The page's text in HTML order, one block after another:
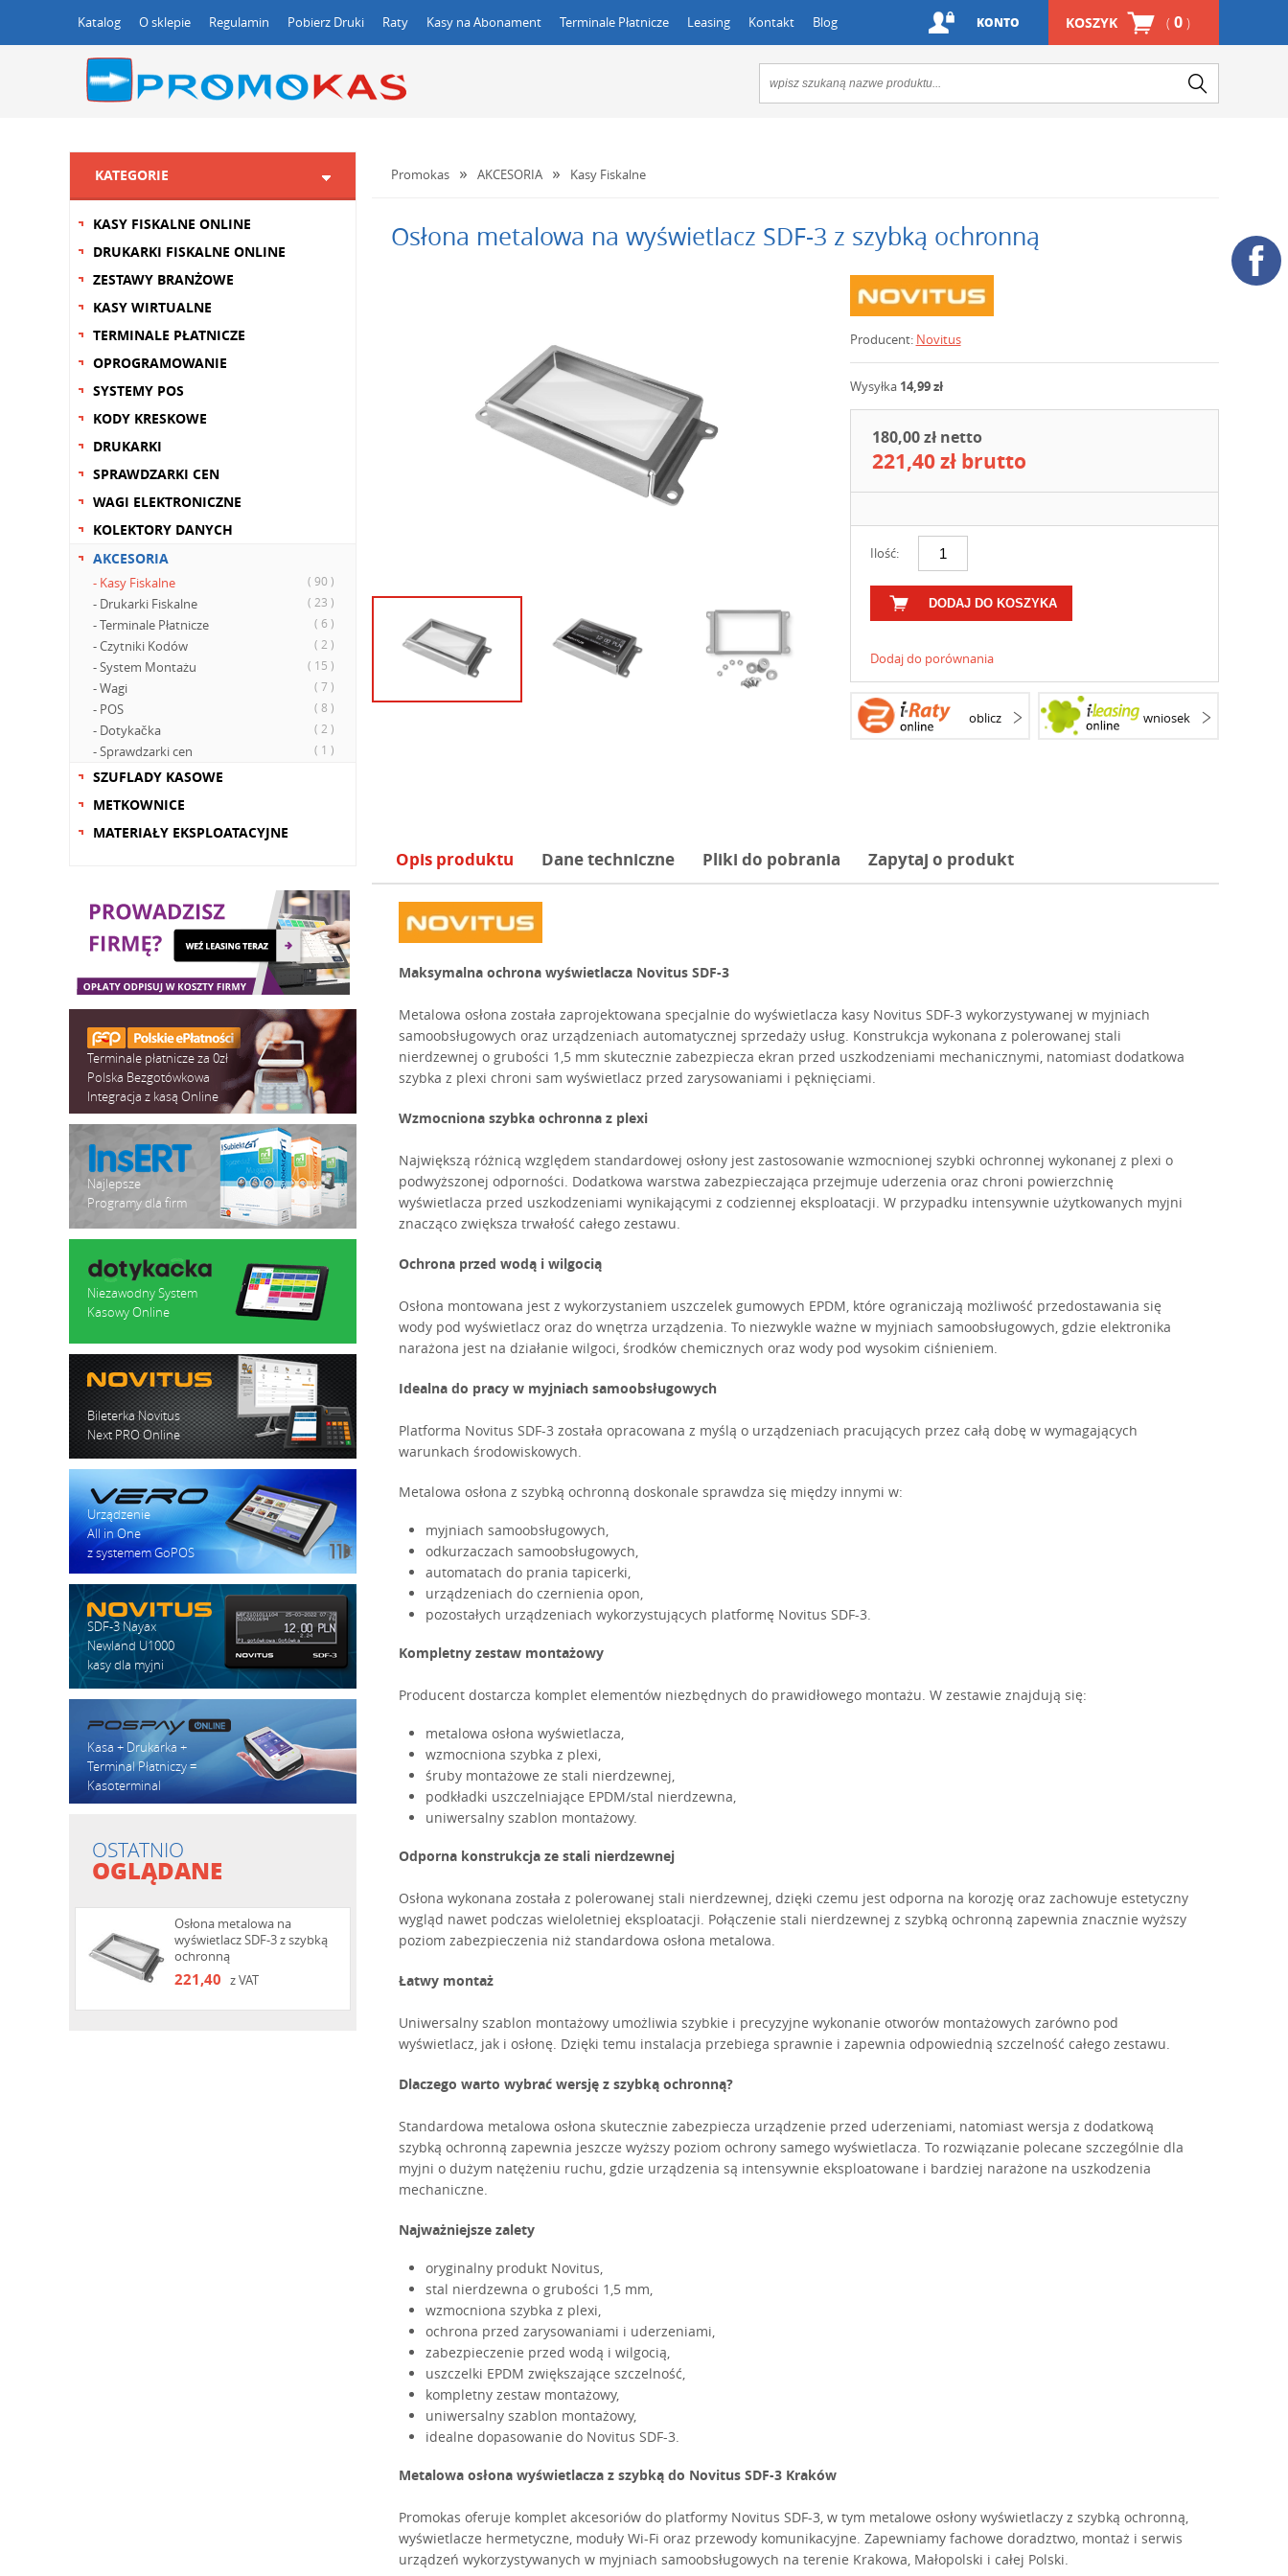
Katalog O sklepie Regulamin Pobierz Druki Raty Kasy na Abonament Terminale Płatnicze Leasing Kontakt Blog KOSZYK ( 0 )
KONTO
KATEGORIE
KASY FISKALNE ONLINE
DRUKARKI FISKALNE ONLINE
ZESTAWY BRANŻOWE
KASY WIRTUALNE
TERMINALE PŁATNICZE
OPROGRAMOWANIE
SYSTEMY POS
KODY KRESKOWE
DRUKARKI
SPRAWDZARKI CEN
WAGI ELEKTRONICZNE
KOLEKTORY DANYCH
AKCESORIA
- Kasy Fiskalne ( 90 )
- Drukarki Fiskalne ( 23 )
- Terminale Płatnicze ( 6 )
- Czytniki Kodów ( 2 )
- System Montażu ( 15 )
- Wagi ( 7 )
- POS ( 8 )
- Dotykačka ( 2 )
- Sprawdzarki cen ( 1 )
SZUFLADY KASOWE
METKOWNICE
MATERIAŁY EKSPLOATACYJNE
Promokas AKCESORIA Kasy Fiskalne
Osłona metalowa na wyświetlacz SDF-3 z szybką ochronną
Producent: Novitus
Wysyłka 14,99 zł
180,00 zł netto
221,40 zł brutto
Ilość:
DODAJ DO KOSZYKA
Dodaj do porównania
oblicz wniosek
Opis produktu Dane techniczne Pliki do pobrania Zapytaj o produkt
Maksymalna ochrona wyświetlacza Novitus SDF-3
Metalowa osłona została zaprojektowana specjalnie do wyświetlacza kasy Novitus SDF-3 wykorzystywanej w myjniach
samoobsługowych oraz urządzeniach automatycznej sprzedaży usług. Konstrukcja wykonana z polerowanej stali
nierdzewnej o grubości 1,5 mm skutecznie zabezpiecza ekran przed uszkodzeniami mechanicznymi, natomiast dodatkowa
szybka z plexi chroni sam wyświetlacz przed zarysowaniami i pęknięciami.
Wzmocniona szybka ochronna z plexi
Największą różnicą względem standardowej osłony jest zastosowanie wzmocnionej szybki ochronnej wykonanej z plexi o
podwyższonej odporności. Dodatkowa warstwa zabezpieczająca przejmuje uderzenia oraz chroni powierzchnię
wyświetlacza przed uszkodzeniami wynikającymi z codziennej eksploatacji. W przypadku intensywnie użytkowanych myjni
znacząco zwiększa trwałość całego zestawu.
Ochrona przed wodą i wilgocią
Osłona montowana jest z wykorzystaniem uszczelek gumowych EPDM, które ograniczają możliwość przedostawania się
wody pod wyświetlacz oraz do wnętrza urządzenia. To niezwykle ważne w myjniach samoobsługowych, gdzie elektronika
narażona jest na działanie wilgoci, środków chemicznych oraz wody pod wysokim ciśnieniem.
Idealna do pracy w myjniach samoobsługowych
Platforma Novitus SDF-3 została opracowana z myślą o urządzeniach pracujących przez całą dobę w wymagających
warunkach środowiskowych.
Metalowa osłona z szybką ochronną doskonale sprawdza się między innymi w:
myjniach samoobsługowych,
odkurzaczach samoobsługowych,
automatach do prania tapicerki,
urządzeniach do czernienia opon,
pozostałych urządzeniach wykorzystujących platformę Novitus SDF-3.
Kompletny zestaw montażowy
Producent dostarcza komplet elementów niezbędnych do prawidłowego montażu. W zestawie znajdują się:
metalowa osłona wyświetlacza,
wzmocniona szybka z plexi,
śruby montażowe ze stali nierdzewnej,
podkładki uszczelniające EPDM/stal nierdzewna,
uniwersalny szablon montażowy.
Odporna konstrukcja ze stali nierdzewnej
Osłona wykonana została z polerowanej stali nierdzewnej, dzięki czemu jest odporna na korozję oraz zachowuje estetyczny
wygląd nawet podczas wieloletniej eksploatacji. Połączenie stali nierdzewnej z szybką ochronną zapewnia znacznie wyższy
poziom zabezpieczenia niż standardowa osłona metalowa.
Łatwy montaż
Uniwersalny szablon montażowy umożliwia szybkie i precyzyjne wykonanie otworów montażowych zarówno pod
wyświetlacz, jak i osłonę. Dzięki temu instalacja przebiega sprawnie i zapewnia odpowiednią szczelność całego zestawu.
Dlaczego warto wybrać wersję z szybką ochronną?
Standardowa metalowa osłona skutecznie zabezpiecza urządzenie przed uderzeniami, natomiast wersja z dodatkową
szybką ochronną zapewnia jeszcze wyższy poziom ochrony samego wyświetlacza. To rozwiązanie polecane szczególnie dla
myjni o dużym natężeniu ruchu, gdzie urządzenia są intensywnie eksploatowane i bardziej narażone na uszkodzenia
mechaniczne.
Najważniejsze zalety
oryginalny produkt Novitus,
stal nierdzewna o grubości 1,5 mm,
wzmocniona szybka z plexi,
ochrona przed zarysowaniami i uderzeniami,
zabezpieczenie przed wodą i wilgocią,
uszczelki EPDM zwiększające szczelność,
kompletny zestaw montażowy,
uniwersalny szablon montażowy,
idealne dopasowanie do Novitus SDF-3.
Metalowa osłona wyświetlacza z szybką do Novitus SDF-3 Kraków
Promokas oferuje komplet akcesoriów do platformy Novitus SDF-3, w tym metalowe osłony wyświetlaczy z szybką ochronną,
wyświetlacze hermetyczne, moduły Wi-Fi oraz przewody komunikacyjne. Zapewniamy fachowe doradztwo, montaż i serwis
urządzeń wykorzystywanych w myjniach samoobsługowych na terenie Krakowa, Małopolski i całej Polski.
Terminale płatnicze za 0zł
Polska Bezgotówkowa
Integracja z kasą Online
Najlepsze
Programy dla firm
Niezawodny System
Kasowy Online
Bileterka Novitus
Next PRO Online
Urządzenie
All in One
z systemem GoPOS
SDF-3 Nayax
Newland U1000
kasy dla myjni
Kasa + Drukarka +
Terminal Płatniczy =
Kasoterminal
OSTATNIO
OGLĄDANE
Osłona metalowa na
wyświetlacz SDF-3 z szybką
ochronną
221,40 z VAT